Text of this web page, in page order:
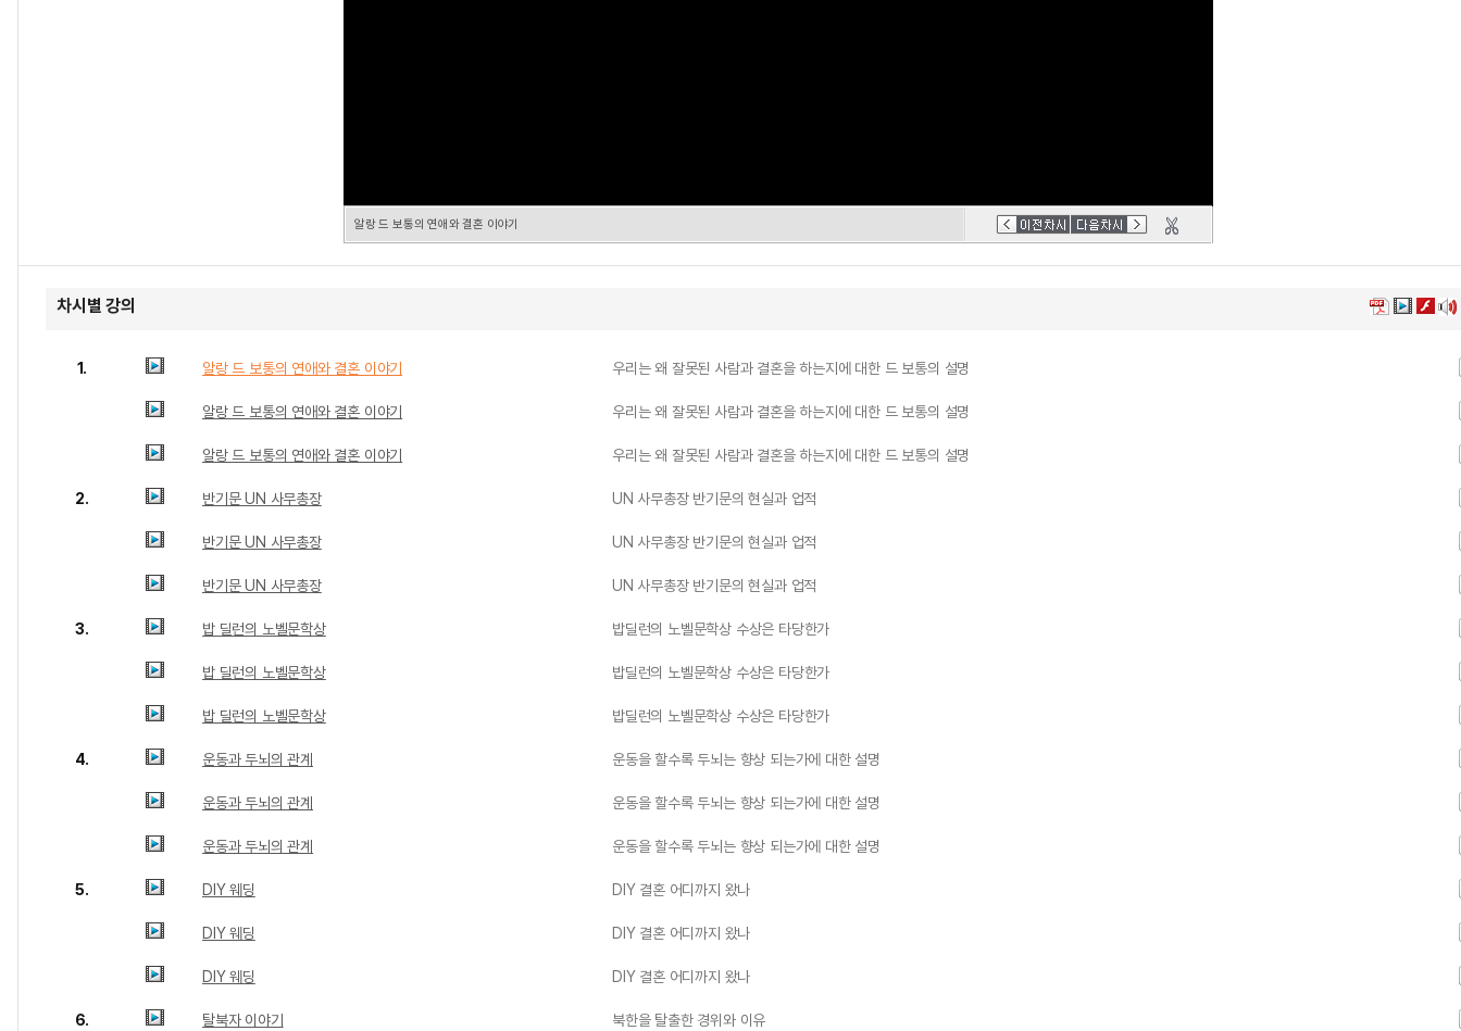
알랑 드 보통의 연애와 결혼 이야기
차시별 강의
1. 알랑 드 보통의 연애와 결혼 이야기 우리는 왜 잘못된 사람과 결혼을 하는지에 대한 드 보통의 설명
알랑 드 보통의 연애와 결혼 이야기 우리는 왜 잘못된 사람과 결혼을 하는지에 대한 드 보통의 설명
알랑 드 보통의 연애와 결혼 이야기 우리는 왜 잘못된 사람과 결혼을 하는지에 대한 드 보통의 설명
2. 반기문 UN 사무총장 UN 사무총장 반기문의 현실과 업적
반기문 UN 사무총장 UN 사무총장 반기문의 현실과 업적
반기문 UN 사무총장 UN 사무총장 반기문의 현실과 업적
3. 밥 딜런의 노벨문학상 밥딜런의 노벨문학상 수상은 타당한가
밥 딜런의 노벨문학상 밥딜런의 노벨문학상 수상은 타당한가
밥 딜런의 노벨문학상 밥딜런의 노벨문학상 수상은 타당한가
4. 운동과 두뇌의 관계 운동을 할수록 두뇌는 향상 되는가에 대한 설명
운동과 두뇌의 관계 운동을 할수록 두뇌는 향상 되는가에 대한 설명
운동과 두뇌의 관계 운동을 할수록 두뇌는 향상 되는가에 대한 설명
5. DIY 웨딩 DIY 결혼 어디까지 왔나
DIY 웨딩 DIY 결혼 어디까지 왔나
DIY 웨딩 DIY 결혼 어디까지 왔나
6. 탈북자 이야기 북한을 탈출한 경위와 이유